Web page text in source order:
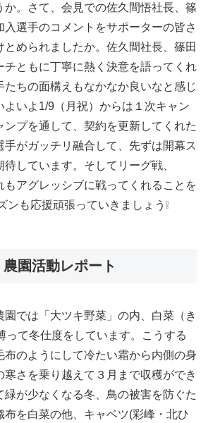
か。さて、会見での佐久間悟社長、篠
入選手のコメントをサポーターの皆さ
とめられましたか。佐久間社長、篠田
チともに丁寧に熱く決意を語ってくれ
たちの面構えもなかなか良いなと感じ
よいよ1/9（月祝）からは１次キャン
ンプを通して、契約を更新してくれた
手がガッチリ融合して、先ずは開幕ス
しています。そしてリーグ戦、
もアグレッシブに戦ってくれることを
ンも応援頑張っていきましょう❕
園活動レポート
では「大ツキ野菜」の内、白菜（き
って冬仕度をしています。こうする
布のようにして冷たい霜から内側の身
寒さを乗り越えて３月まで収穫ができ
緑が少なくなる冬、鳥の被害を防ぐた
布を白菜の他、キャベツ(彩峰・北ひ